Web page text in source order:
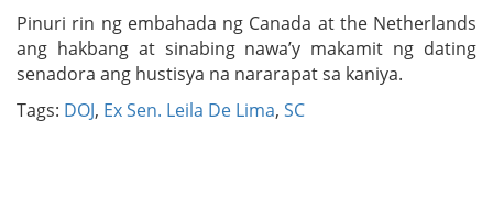
Pinuri rin ng embahada ng Canada at the Netherlands
ang hakbang at sinabing nawa’y makamit ng dating
senadora ang hustisya na nararapat sa kaniya.
Tags: DOJ, Ex Sen. Leila De Lima, SC